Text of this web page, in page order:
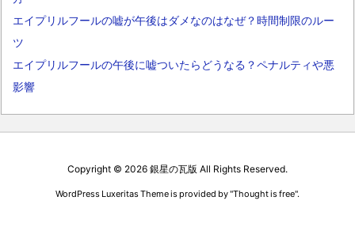
エイプリルフールの嘘が午後はダメなのはなぜ？時間制限のルー
ツ
エイプリルフールの午後に嘘ついたらどうなる？ペナルティや悪
影響
Copyright © 2026 銀星の瓦版 All Rights Reserved.
WordPress Luxeritas Theme is provided by "Thought is free".